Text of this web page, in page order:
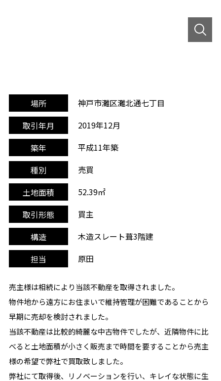
場所
神戸市灘区灘北通七丁目
取引年月
2019年12月
築年
平成11年築
種別
売買
土地面積
52.39㎡
取引形態
買主
構造
木造スレート葺3階建
担当
原田
売主様は相続により当該不動産を取得されました。
物件地から遠方にお住まいで維持管理が困難であることから
早期に売却を検討されました。
当該不動産は比較的綺麗な中古物件でしたが、近隣物件に比
べると土地面積が小さく販売まで時間を要することから売主
様の希望で弊社で買取致しました。
弊社にて取得後、リノベーションを行い、キレイな状態に生